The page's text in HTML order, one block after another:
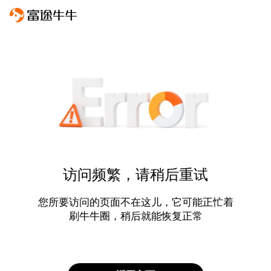
访问频繁，请稍后重试
您所要访问的页面不在这儿，它可能正忙着
刷牛牛圈，稍后就能恢复正常